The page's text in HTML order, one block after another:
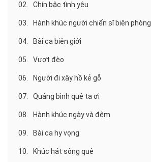
02. Chín bậc tình yêu
03. Hành khúc người chiến sĩ biên phòng
04. Bài ca biên giới
05. Vượt đèo
06. Người đi xây hồ kẻ gỗ
07. Quảng bình quê ta ơi
08. Hành khúc ngày và đêm
09. Bài ca hy vọng
10. Khúc hát sông quê